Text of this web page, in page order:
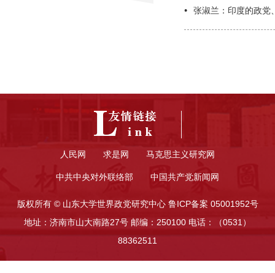
张淑兰：印度的政党
人民网 求是网 马克思主义研究网
中共中央对外联络部 中国共产党新闻网
版权所有 © 山东大学世界政党研究中心 鲁ICP备案 05001952号
地址：济南市山大南路27号 邮编：250100 电话：（0531）
88362511